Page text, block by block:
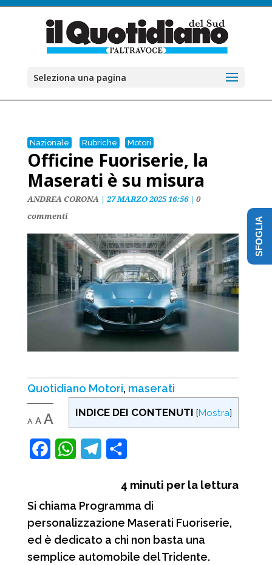
Seleziona una pagina
Nazionale Rubriche Motori
Officine Fuoriserie, la
Maserati è su misura
ANDREA CORONA| 27 MARZO 2025 16:56| 0
commenti
Quotidiano Motori, maserati
A
Decrease
font
A
Reset
font
size.
AIncrease
font
size.
INDICE DEI CONTENUTI [Mostra]
e
W
t
e
n
d
v
4 minuti per la lettura
Si chiama Programma di
personalizzazione Maserati Fuoriserie,
ed è dedicato a chi non basta una
semplice automobile del Tridente.
SFOGLIA